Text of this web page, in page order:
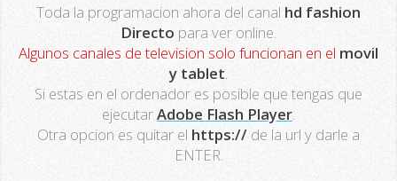
Toda la programacion ahora del canal hd fashion
Directo para ver online.
Algunos canales de television solo funcionan en el movil
y tablet.
Si estas en el ordenador es posible que tengas que
ejecutarAdobe Flash Player.
Otra opcion es quitar el https:// de la url y darle a
ENTER.